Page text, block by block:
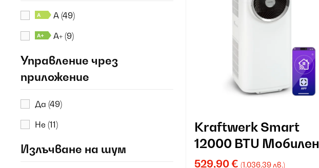
A (49)
A+ (9)
Управление чрез
приложение
Да (49)
Не (11)
Излъчване на шум
Kraftwerk Smart
12000 BTU Мобилен
климатик Бяло
529,90 € (1.036,39 лв.)